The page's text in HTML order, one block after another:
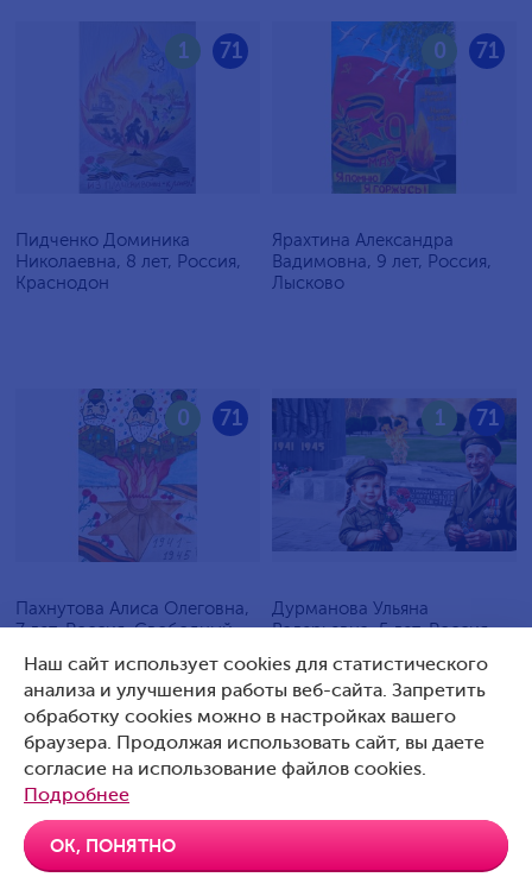
71
1
Пидченко Доминика
Николаевна, 8 лет, Россия,
Краснодон
71
0
Ярахтина Александра
Вадимовна, 9 лет, Россия,
Лысково
71
0
Пахнутова Алиса Олеговна,
7 лет, Россия, Свободный
71
1
Дурманова Ульяна
Валерьевна, 5 лет, Россия,
Наш сайт использует cookies для статистического
анализа и улучшения работы веб-сайта. Запретить
обработку cookies можно в настройках вашего
браузера. Продолжая использовать сайт, вы даете
согласие на использование файлов cookies.
Подробнее
ОК, ПОНЯТНО